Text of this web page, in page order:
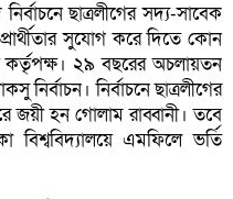
ছাত্রলীগের সদ্য-সাবেক
সুযোগ করে দিতে কোন
কর্তৃপক্ষ। ২৯ বছরের অচলায়তন
নির্বাচন। নির্বাচনে ছাত্রলীগের
জয়ী হন গোলাম রাব্বানী। তবে
বিশ্ববিদ্যালয়ে এমফিলে ভর্তি